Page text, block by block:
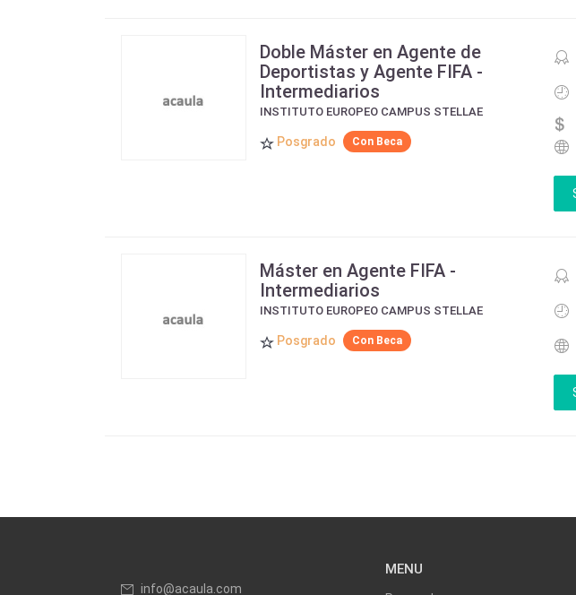
Doble Máster en Agente de
Deportistas y Agente FIFA -
Intermediarios
INSTITUTO EUROPEO CAMPUS STELLAE
Posgrado Con Beca
Máster en Agente FIFA -
Intermediarios
INSTITUTO EUROPEO CAMPUS STELLAE
Posgrado Con Beca
info@acaula.com
MENU